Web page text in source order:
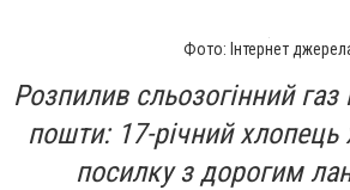
Фото: Інтернет
Розпилив сльозогінний
пошти: 17-річний хлопець
посилку з дорогим